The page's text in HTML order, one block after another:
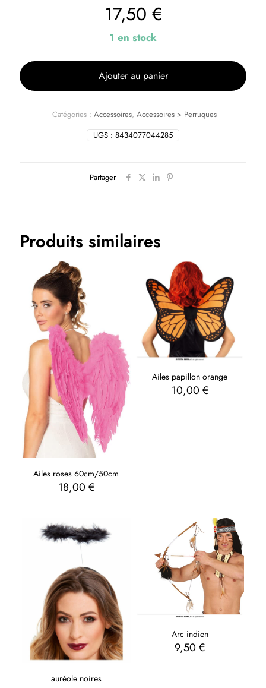
17,50 €
1 en stock
Ajouter au panier
UGS : 8434077044285
Catégories : Accessoires, Accessoires > Perruques
Partager
Produits similaires
Ailes roses 60cm/50cm
18,00 €
Ailes papillon orange
10,00 €
auréole noires
Arc indien
9,50 €